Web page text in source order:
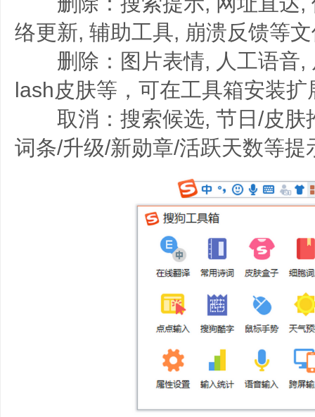
络更新, 辅助工具, 崩溃反馈等
删除：图片表情, 人工语音,
lash皮肤等，可在工具箱安装扩
取消：搜索候选, 节日/皮肤
词条/升级/新勋章/活跃天数等提